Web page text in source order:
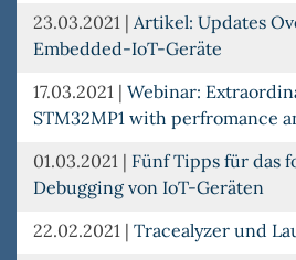
23.03.2021 | Artikel: Updates
Embedded-IoT-Geräte
17.03.2021 | Webinar:
STM32MP1 with perfromance
01.03.2021 | Fünf Tipps für das
Debugging von IoT-Geräten
22.02.2021 | Tracealyzer und